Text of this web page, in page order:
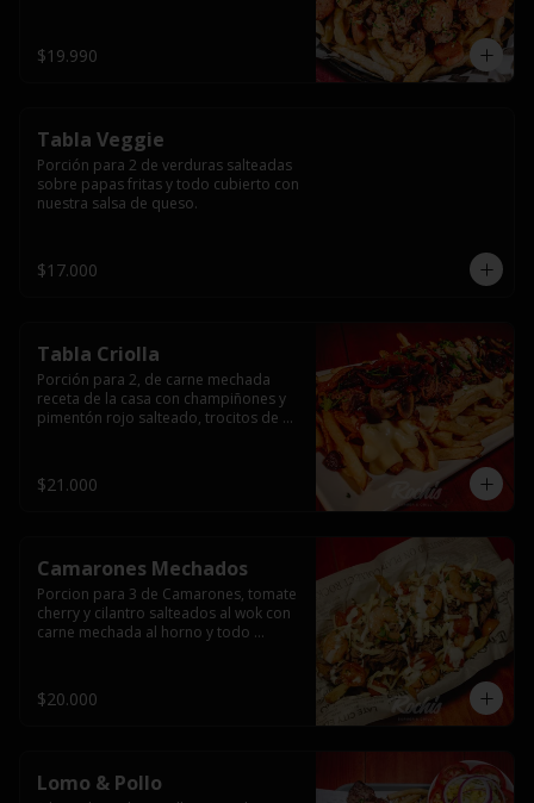
$19.990
Tabla Veggie
Porción para 2 de verduras salteadas
sobre papas fritas y todo cubierto con
nuestra salsa de queso.
$17.000
Tabla Criolla
Porción para 2, de carne mechada
receta de la casa con champiñones y
pimentón rojo salteado, trocitos de
papas fritas.
$21.000
Camarones Mechados
Porcion para 3 de Camarones, tomate
cherry y cilantro salteados al wok con
carne mechada al horno y todo
casera.
$20.000
Lomo & Pollo